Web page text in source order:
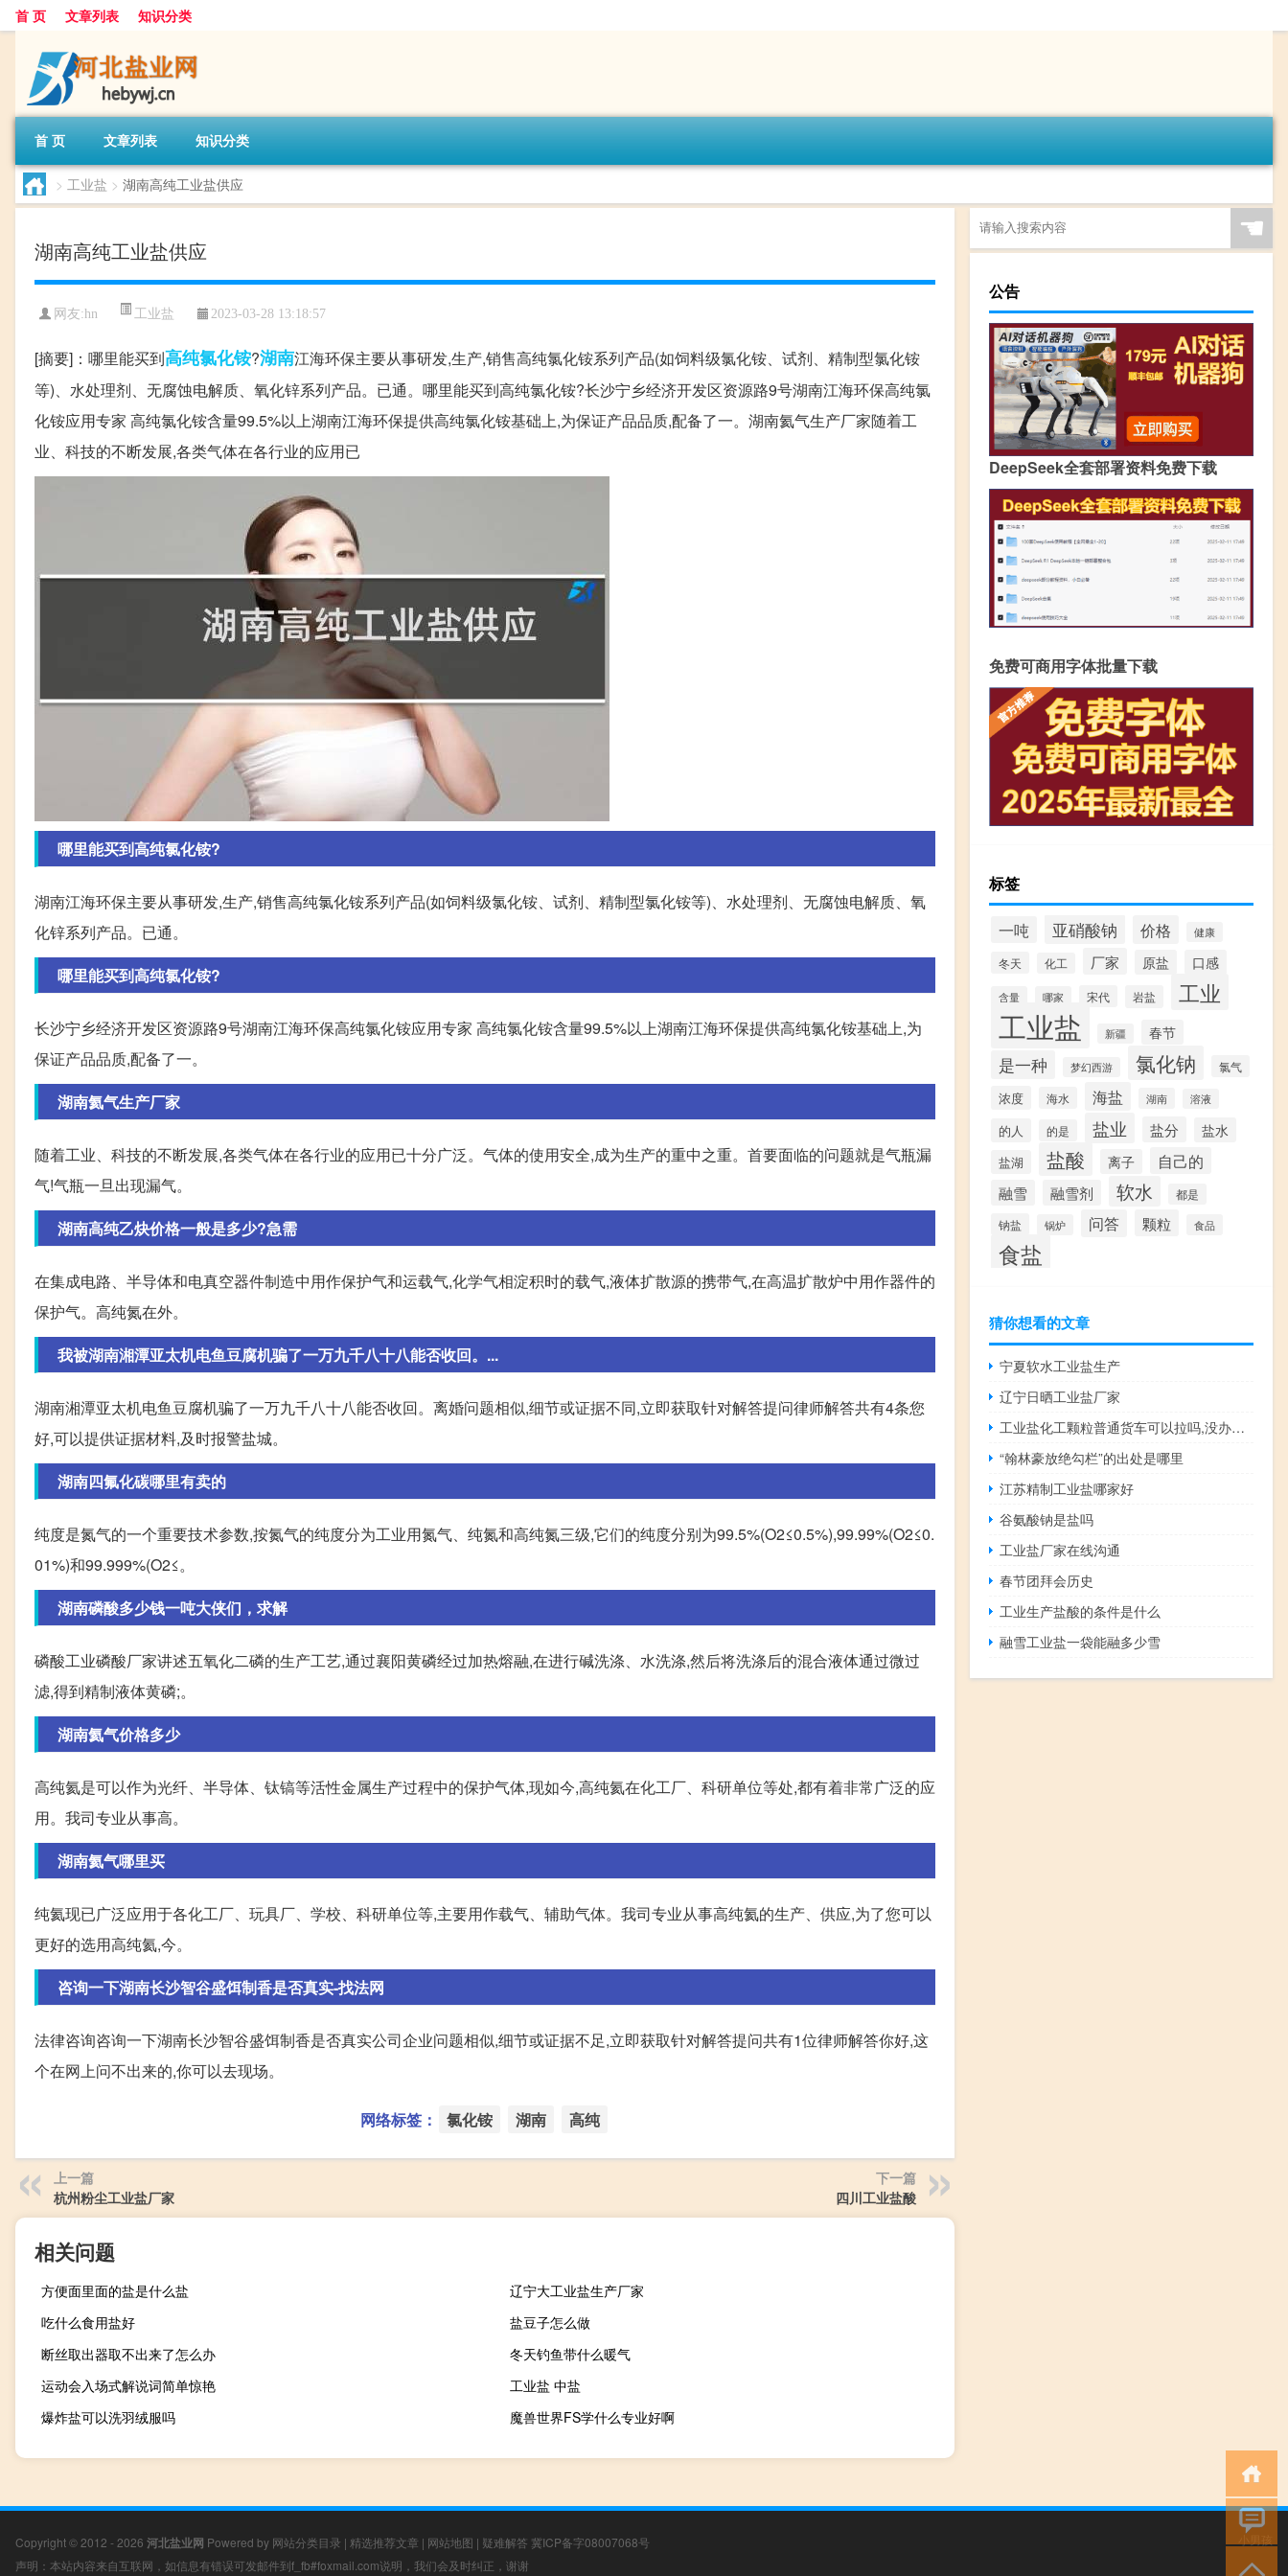
首 页 文章列表 知识分类
首 页 文章列表 知识分类
> 工业盐 > 湖南高纯工业盐供应
湖南高纯工业盐供应
网友:hn 工业盐 2023-03-28 13:18:57
[摘要]：哪里能买到高纯氯化铵?湖南江海环保主要从事研发,生产,销售高纯氯化铵系列产品(如饲料级氯化铵、试剂、精制型氯化铵
等)、水处理剂、无腐蚀电解质、氧化锌系列产品。已通。哪里能买到高纯氯化铵?长沙宁乡经济开发区资源路9号湖南江海环保高纯氯
化铵应用专家 高纯氯化铵含量99.5%以上湖南江海环保提供高纯氯化铵基础上,为保证产品品质,配备了一。湖南氦气生产厂家随着工
业、科技的不断发展,各类气体在各行业的应用已
哪里能买到高纯氯化铵?
湖南江海环保主要从事研发,生产,销售高纯氯化铵系列产品(如饲料级氯化铵、试剂、精制型氯化铵等)、水处理剂、无腐蚀电解质、氧
化锌系列产品。已通。
哪里能买到高纯氯化铵?
长沙宁乡经济开发区资源路9号湖南江海环保高纯氯化铵应用专家 高纯氯化铵含量99.5%以上湖南江海环保提供高纯氯化铵基础上,为
保证产品品质,配备了一。
湖南氦气生产厂家
随着工业、科技的不断发展,各类气体在各行业的应用已十分广泛。气体的使用安全,成为生产的重中之重。首要面临的问题就是气瓶漏
气!气瓶一旦出现漏气。
湖南高纯乙炔价格一般是多少?急需
在集成电路、半导体和电真空器件制造中用作保护气和运载气,化学气相淀积时的载气,液体扩散源的携带气,在高温扩散炉中用作器件的
保护气。高纯氮在外。
我被湖南湘潭亚太机电鱼豆腐机骗了一万九千八十八能否收回。...
湖南湘潭亚太机电鱼豆腐机骗了一万九千八十八能否收回。离婚问题相似,细节或证据不同,立即获取针对解答提问律师解答共有4条您
好,可以提供证据材料,及时报警盐城。
湖南四氟化碳哪里有卖的
纯度是氮气的一个重要技术参数,按氮气的纯度分为工业用氮气、纯氮和高纯氮三级,它们的纯度分别为99.5%(O2≤0.5%),99.99%(O2≤0.
01%)和99.999%(O2≤。
湖南磷酸多少钱一吨大侠们，求解
磷酸工业磷酸厂家讲述五氧化二磷的生产工艺,通过襄阳黄磷经过加热熔融,在进行碱洗涤、水洗涤,然后将洗涤后的混合液体通过微过
滤,得到精制液体黄磷;。
湖南氦气价格多少
高纯氦是可以作为光纤、半导体、钛镐等活性金属生产过程中的保护气体,现如今,高纯氦在化工厂、科研单位等处,都有着非常广泛的应
用。我司专业从事高。
湖南氦气哪里买
纯氦现已广泛应用于各化工厂、玩具厂、学校、科研单位等,主要用作载气、辅助气体。我司专业从事高纯氦的生产、供应,为了您可以
更好的选用高纯氦,今。
咨询一下湖南长沙智谷盛饵制香是否真实-找法网
法律咨询咨询一下湖南长沙智谷盛饵制香是否真实公司企业问题相似,细节或证据不足,立即获取针对解答提问共有1位律师解答你好,这
个在网上问不出来的,你可以去现场。
网络标签： 氯化铵 湖南 高纯
上一篇
杭州粉尘工业盐厂家
下一篇
四川工业盐酸
相关问题
方便面里面的盐是什么盐
辽宁大工业盐生产厂家
吃什么食用盐好
盐豆子怎么做
断丝取出器取不出来了怎么办
冬天钓鱼带什么暖气
运动会入场式解说词简单惊艳
工业盐 中盐
爆炸盐可以洗羽绒服吗
魔兽世界FS学什么专业好啊
☚
公告
DeepSeek全套部署资料免费下载
免费可商用字体批量下载
标签
一吨 亚硝酸钠 价格 健康
冬天 化工 厂家 原盐 口感
含量 哪家 宋代 岩盐 工业
工业盐 新疆 春节
是一种 梦幻西游 氯化钠 氯气
浓度 海水 海盐 湖南 溶液
的人 的是 盐业 盐分 盐水
盐湖 盐酸 离子 自己的
融雪 融雪剂 软水 都是
钠盐 锅炉 问答 颗粒 食品
食盐
猜你想看的文章
宁夏软水工业盐生产
辽宁日晒工业盐厂家
工业盐化工颗粒普通货车可以拉吗,没办通行证
“翰林豪放绝勾栏”的出处是哪里
江苏精制工业盐哪家好
谷氨酸钠是盐吗
工业盐厂家在线沟通
春节团拜会历史
工业生产盐酸的条件是什么
融雪工业盐一袋能融多少雪
Copyright © 2012 - 2026 河北盐业网 Powered by 网站分类目录 | 精选推荐文章 | 网站地图 | 疑难解答 冀ICP备字08007068号
声明：本站内容来自互联网，如信息有错误可发邮件到f_fb#foxmail.com说明，我们会及时纠正，谢谢
小男孩